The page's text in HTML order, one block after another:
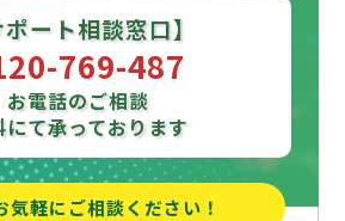
ポート相談窓口】
769-487
お電話のご相談
にて承っております
気軽にご相談ください！